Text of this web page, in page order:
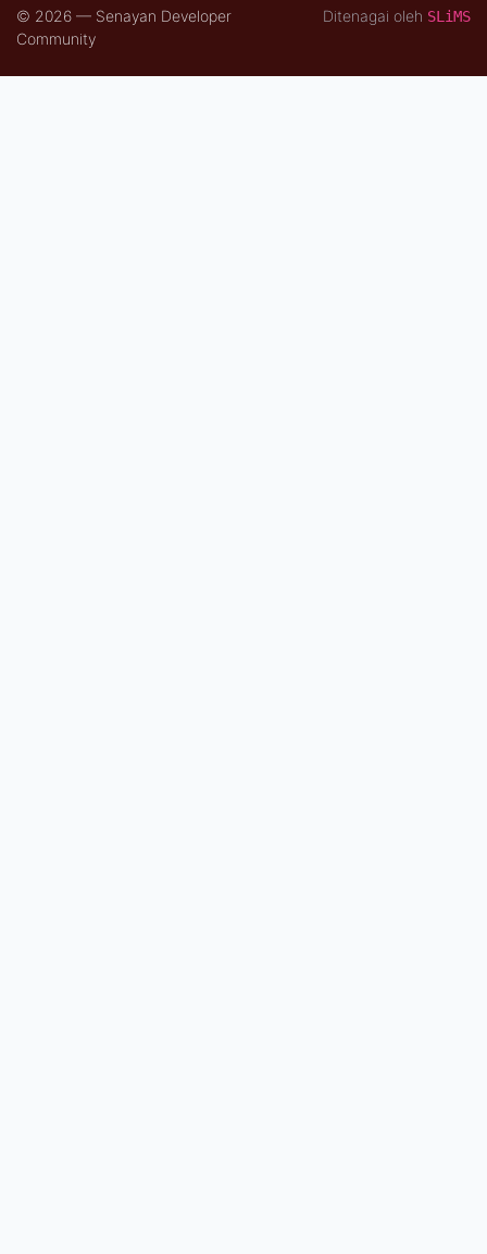
© 2026 — Senayan Developer
Community
Ditenagai oleh SLiMS